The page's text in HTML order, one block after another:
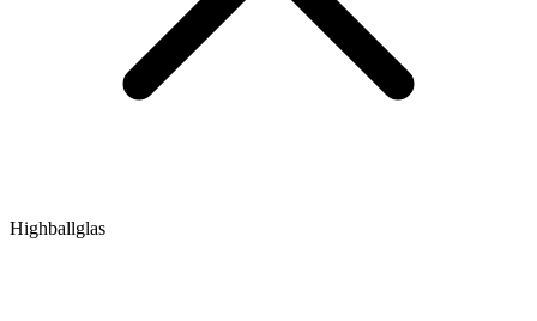
Highballglas